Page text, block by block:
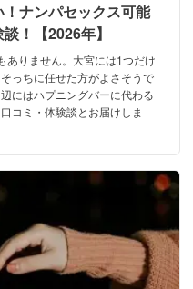
ナンパセックス可能
！【2026年】
ありません。大宮には1つだけ
っちに任せた方がよさそうで
にはハプニングバーに代わる
コミ・体験談とお届けしま